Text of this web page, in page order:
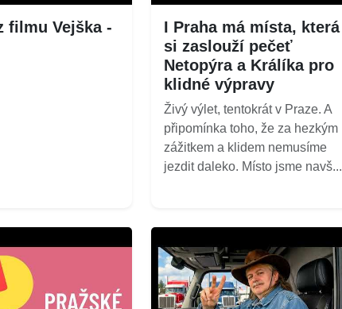
filmu Vejška -
I Praha má místa, která
si zaslouží pečeť
Netopýra a Králíka pro
klidné výpravy
Živý výlet, tentokrát v Praze. A
připomínka toho, že za hezkým
zážitkem a klidem nemusíme
jezdit daleko. Místo jsme navš...